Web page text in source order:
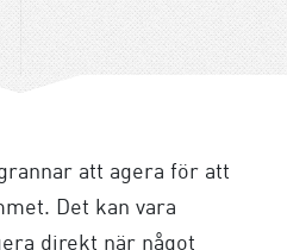
att agera för att
Det kan vara
direkt när något